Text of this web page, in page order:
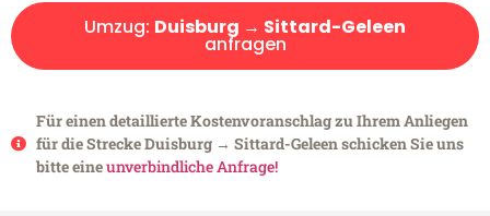
Umzug: Duisburg → Sittard-Geleen
anfragen
Für einen detaillierte Kostenvoranschlag zu Ihrem Anliegen
für die Strecke Duisburg → Sittard-Geleen schicken Sie uns
bitte eineunverbindliche Anfrage!